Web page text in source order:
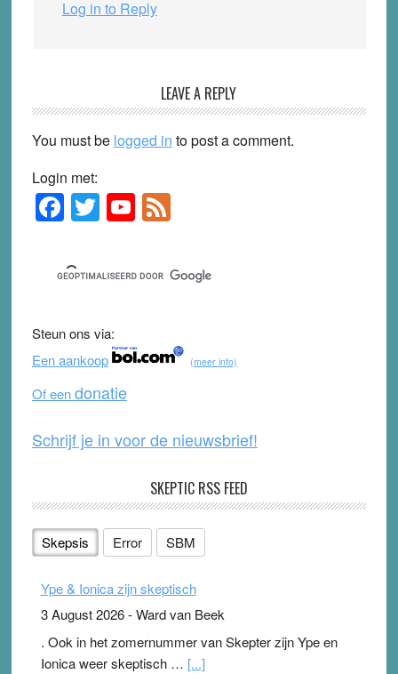
Log in to Reply
LEAVE A REPLY
You must be logged in to post a comment.
Login met:
Primary
Sidebar
F
a
c
e
b
o
o
k
T
wi
tt
er
Y
o
u
T
b
e
F
e
d
Steun ons via:
Een aankoop
(meer info)
Of eendonatie
Schrijf je in voor de nieuwsbrief!
SKEPTIC RSS FEED
Skepsis Error SBM
Ype & Ionica zijn skeptisch
3 August 2026-Ward van Beek
. Ook in het zomernummer van Skepter zijn Ype en
Ionica weer skeptisch … [...]